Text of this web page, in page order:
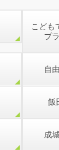
こども
プ
自
飯
成